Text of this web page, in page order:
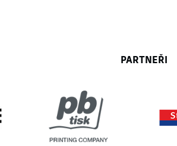
PARTNEŘI